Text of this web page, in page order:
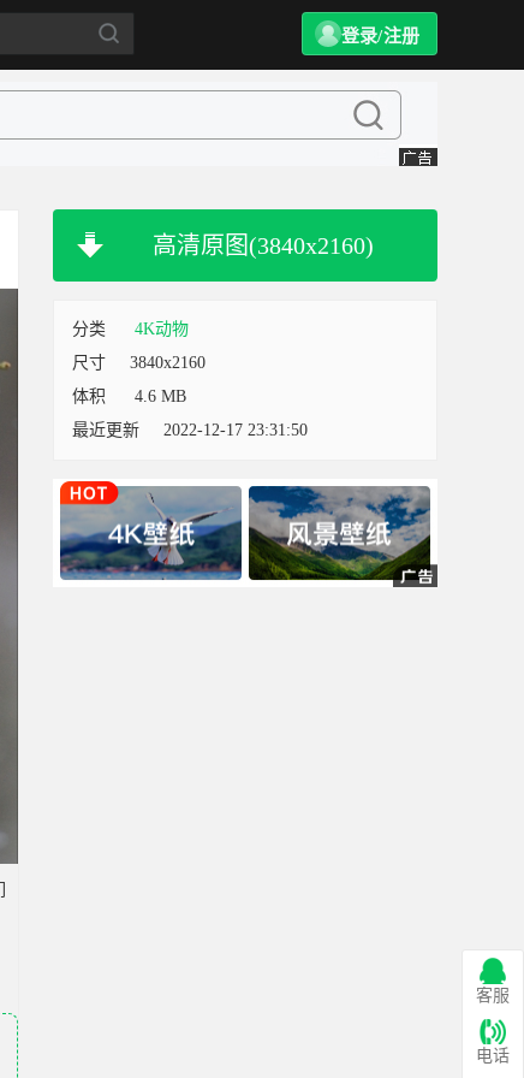
登录/注册
高清原图(3840x2160)
分类
4K动物
尺寸
3840x2160
体积
4.6 MB
最近更新
2022-12-17 23:31:50
客服
电话